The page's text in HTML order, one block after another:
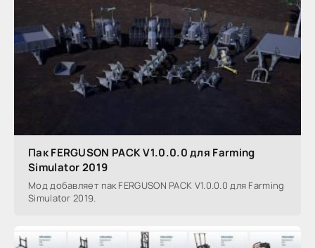
Пак FERGUSON PACK V1.0.0.0 для Farming
Simulator 2019
Мод добавляет пак FERGUSON PACK V1.0.0.0 для Farming
Simulator 2019.